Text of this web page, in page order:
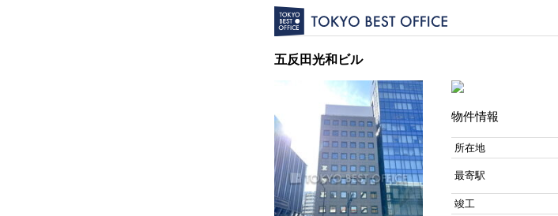
五反田光和ビル
物件情報
所在地
最寄駅
竣工